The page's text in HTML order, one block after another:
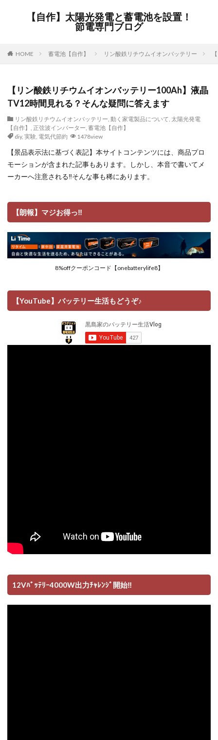
【自作】太陽光発電と蓄電池を設置！
節電専門ブログ
HOME 蓄電池【自作】 リン酸鉄リチウムイオンバッテリー
【リン酸鉄リチウムイオンバッテリー100Ah】液晶
TV12時間見れる？そんな疑問に答えます
リン酸鉄リチウムイオンバッテリー, 動く家電製品について, 太陽光発電
【自作】 , 正弦波インバーター, 蓄電池【自作】
diy, 実験, 電気代節約 1478view
【景品表示法に基づく表記】本サイトコンテンツには、商品プロ
モーションが含まれた記事もあります。しかし、本音で書いてメ
ーカーへ注意される‼そんな事も稀にあります。
【朗報】マジお得っ‼
8%offクーポンコード【onebatterylife8】
【YouTube】バッテリー生活もどうぞ♪
12Vﾊﾞｯﾃﾘｰ4000W出力ﾁｬﾚﾝｼﾞ開始‼